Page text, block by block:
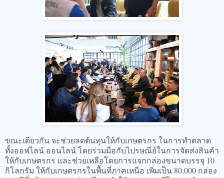
ขณะเดียวกัน จะช่วยลดต้นทุนให้กับเกษตรกร ในการทำตลาด
ทั้งออฟไลน์ ออนไลน์ โดยร่วมมือกับไปรษณีย์ในการจัดส่งสินค้า
ให้กับเกษตรกร และช่วยเหลือโดยการแจกกล่องขนาดบรรจุ 10
กิโลกรัม ให้กับเกษตรกรในพื้นที่ภาคเหนือ เพิ่มเป็น 80,000 กล่อง